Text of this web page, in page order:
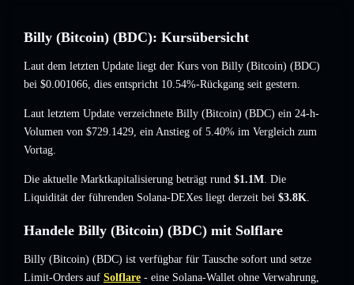
Billy (Bitcoin) (BDC): Kursübersicht
Laut dem letzten Update liegt der Kurs von Billy (Bitcoin) (BDC)
bei $0.001066, dies entspricht 10.54%-Rückgang seit gestern.
Laut letztem Update verzeichnete Billy (Bitcoin) (BDC) ein 24-h-
Volumen von $729.1429, ein Anstieg of 5.40% im Vergleich zum
Vortag.
Die aktuelle Marktkapitalisierung beträgt rund $1.1M. Die
Liquidität der führenden Solana-DEXes liegt derzeit bei $3.8K.
Handele Billy (Bitcoin) (BDC) mit Solflare
Billy (Bitcoin) (BDC) ist verfügbar für Tausche sofort und setze
Limit-Orders auf Solflare - eine Solana-Wallet ohne Verwahrung,